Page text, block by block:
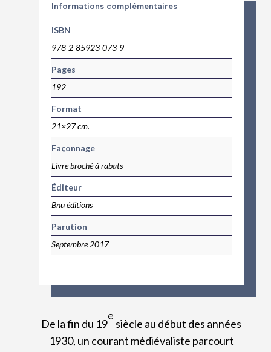
Informations complémentaires
ISBN
978-2-85923-073-9
Pages
192
Format
21×27 cm.
Façonnage
Livre broché à rabats
Éditeur
Bnu éditions
Parution
Septembre 2017
De la fin du 19
e
siècle au début des années
1930, un courant médiévaliste parcourt